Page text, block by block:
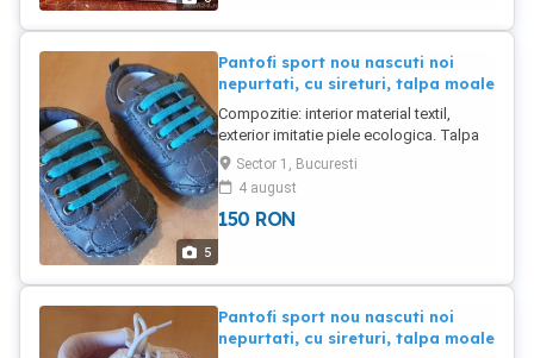
5
Pantofi sport nou nascuti noi
nepurtati, cu sireturi, talpa moale
Compozitie: interior material textil,
exterior imitatie piele ecologica. Talpa
piele ecologica, moale confortabila.
Bonus sosete asortate bebe.
Sector 1, Bucuresti
4 august
150 RON
Pantofi sport nou nascuti noi
nepurtati, cu sireturi, talpa moale